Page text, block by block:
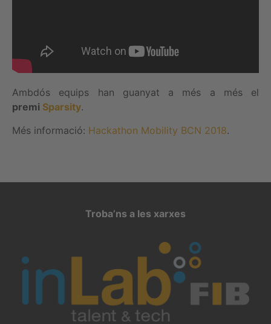
Ambdós equips han guanyat a més a més el
premi Sparsity.
Més informació: Hackathon Mobility BCN 2018.
Troba’ns a les xarxes